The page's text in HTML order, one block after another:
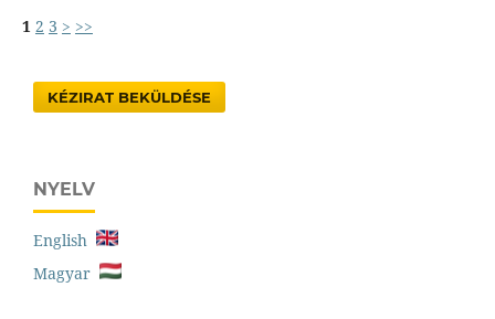
1 2 3 > >>
KÉZIRAT BEKÜLDÉSE
NYELV
English
Magyar